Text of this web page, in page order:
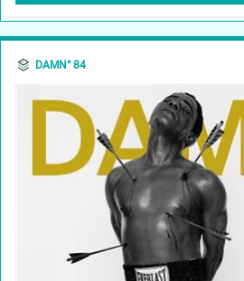
DAMN° 84